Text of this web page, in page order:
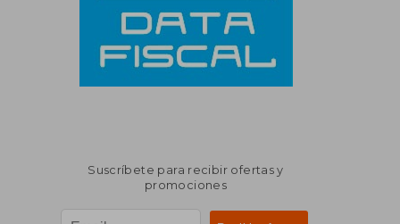
Suscríbete para recibir ofertas y
promociones